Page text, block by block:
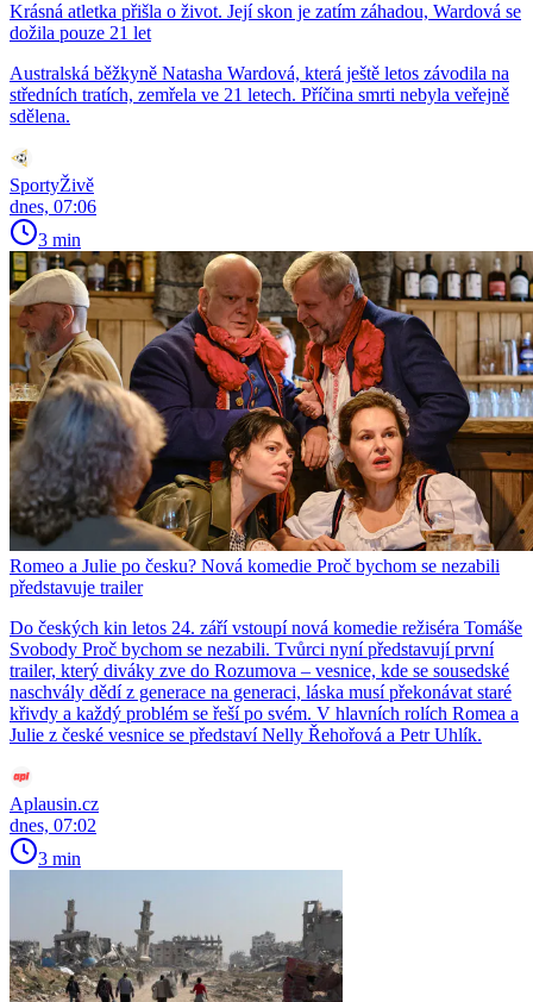
Krásná atletka přišla o život. Její skon je zatím záhadou, Wardová se
dožila pouze 21 let
Australská běžkyně Natasha Wardová, která ještě letos závodila na
středních tratích, zemřela ve 21 letech. Příčina smrti nebyla veřejně
sdělena.
SportyŽivě
dnes, 07:06
3 min
Romeo a Julie po česku? Nová komedie Proč bychom se nezabili
představuje trailer
Do českých kin letos 24. září vstoupí nová komedie režiséra Tomáše
Svobody Proč bychom se nezabili. Tvůrci nyní představují první
trailer, který diváky zve do Rozumova – vesnice, kde se sousedské
naschvály dědí z generace na generaci, láska musí překonávat staré
křivdy a každý problém se řeší po svém. V hlavních rolích Romea a
Julie z české vesnice se představí Nelly Řehořová a Petr Uhlík.
Aplausin.cz
dnes, 07:02
3 min